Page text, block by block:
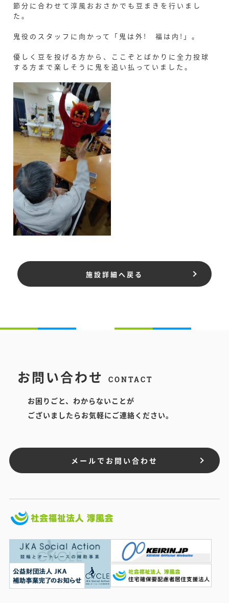
節分に合わせて淳風おおさかでも豆まきを行いまし
た。
鬼役のスタッフに向かって「鬼は外! 福は内!」。
優しく豆を投げる方から、ここぞとばかりに全力投球
する方まで楽しそうに鬼を追い払っていました。
施設詳細へ戻る
お問い合わせ CONTACT
お困りごと、わからないことが
ございましたらお気軽にご連絡ください。
メールでお問い合わせ